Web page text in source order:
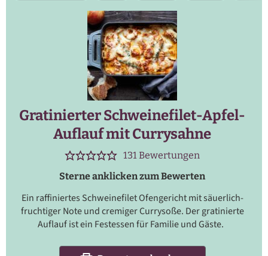
Gratinierter Schweinefilet-Apfel-
Auflauf mit Currysahne
131Bewertungen
Sterne anklicken zum Bewerten
Ein raffiniertes Schweinefilet Ofengericht mit säuerlich-
fruchtiger Note und cremiger Currysoße. Der gratinierte
Auflauf ist ein Festessen für Familie und Gäste.